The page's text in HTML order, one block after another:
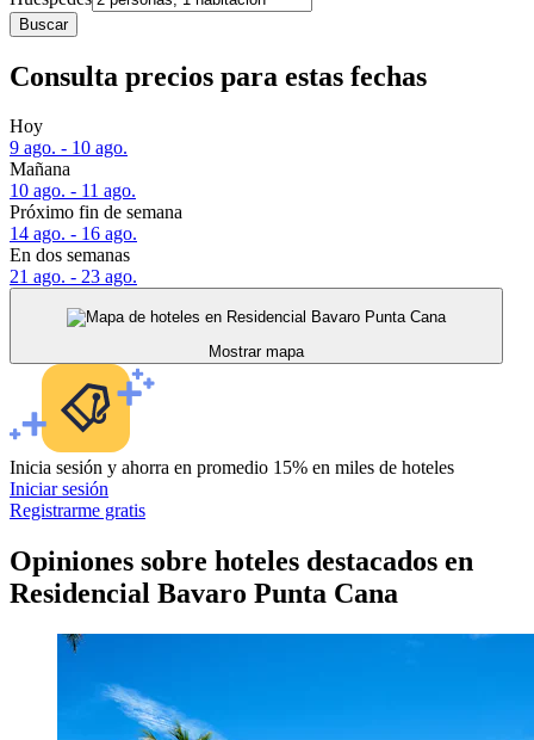
Buscar
Consulta precios para estas fechas
Hoy
9 ago. - 10 ago.
Mañana
10 ago. - 11 ago.
Próximo fin de semana
14 ago. - 16 ago.
En dos semanas
21 ago. - 23 ago.
Mostrar mapa
Inicia sesión y ahorra en promedio 15% en miles de hoteles
Iniciar sesión
Registrarme gratis
Opiniones sobre hoteles destacados en
Residencial Bavaro Punta Cana